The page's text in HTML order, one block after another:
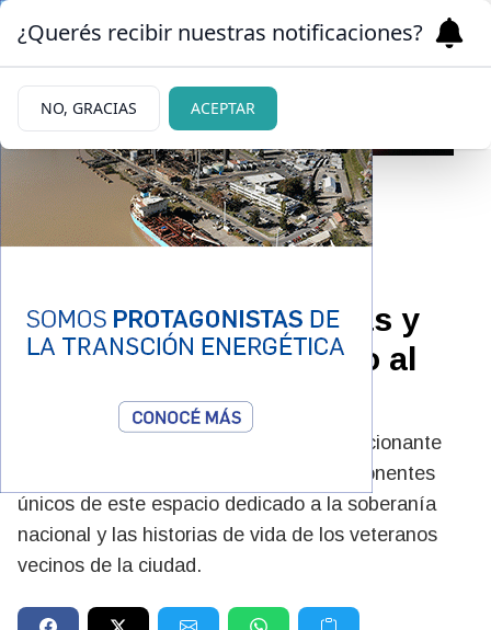
dentro: fotos, memorias y
cartas con destinatario al
presente
El director Carlos Barigi destacó la emocionante
respuesta del público y reveló los componentes
únicos de este espacio dedicado a la soberanía
nacional y las historias de vida de los veteranos
vecinos de la ciudad.
¿Querés recibir nuestras notificaciones?
NO, GRACIAS ACEPTAR